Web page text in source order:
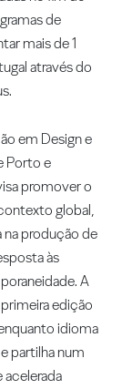
de
mais de 1
através do
em Design e
Porto e
promover o
global,
produção de
às
A
edição
idioma
partilha num